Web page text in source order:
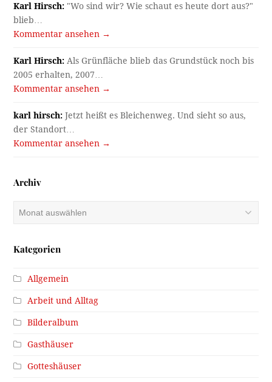
Karl Hirsch: "Wo sind wir? Wie schaut es heute dort aus?"
blieb…
Kommentar ansehen →
Karl Hirsch: Als Grünfläche blieb das Grundstück noch bis
2005 erhalten, 2007…
Kommentar ansehen →
karl hirsch: Jetzt heißt es Bleichenweg. Und sieht so aus,
der Standort…
Kommentar ansehen →
Archiv
Kategorien
Allgemein
Arbeit und Alltag
Bilderalbum
Gasthäuser
Gotteshäuser